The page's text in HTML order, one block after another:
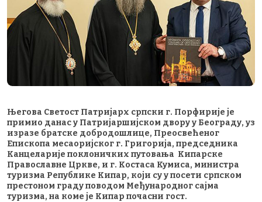
Његова Светост Патријарх српски г. Порфирије је
примио данас у Патријаршијском двору у Београду, уз
изразе братске добродошлице, Преосвећеног
Епископа месаоријског г. Григорија, председника
Канцеларије поклоничких путовања Кипарске
Православне Цркве, и г. Костаса Кумиса, министра
туризма Републике Кипар, који су у посети српском
престоном граду поводом Међународног сајма
туризма, на коме је Кипар почасни гост.